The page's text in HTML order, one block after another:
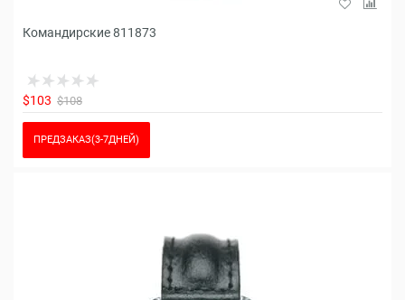
Командирские 811873
$103 $108
ПРЕДЗАКАЗ(3-7ДНЕЙ)